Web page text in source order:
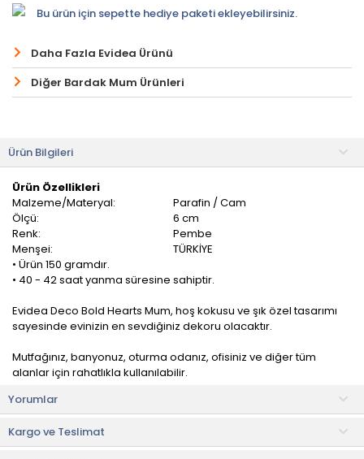
Bu ürün için sepette hediye paketi ekleyebilirsiniz.
Daha Fazla Evidea Ürünü
Diğer Bardak Mum Ürünleri
Ürün Bilgileri
Ürün Özellikleri
Malzeme/Materyal:
Parafin / Cam
Ölçü:
6 cm
Renk:
Pembe
Menşei:
TÜRKİYE
• Ürün 150 gramdır.
• 40 - 42 saat yanma süresine sahiptir.
Evidea Deco Bold Hearts Mum, hoş kokusu ve şık özel tasarımı
sayesinde evinizin en sevdiğiniz dekoru olacaktır.
Mutfağınız, banyonuz, oturma odanız, ofisiniz ve diğer tüm
alanlar için rahatlıkla kullanılabilir.
Kullanım Önerileri
• Mumun tütmesini önlemek için fitilini her kullanımdan sonra 5
mm uzunluğunda kırpınız.
• Olası bir yangın riskini önlemek için düz ve sağlam bir zeminde
Yorumlar
Kargo ve Teslimat